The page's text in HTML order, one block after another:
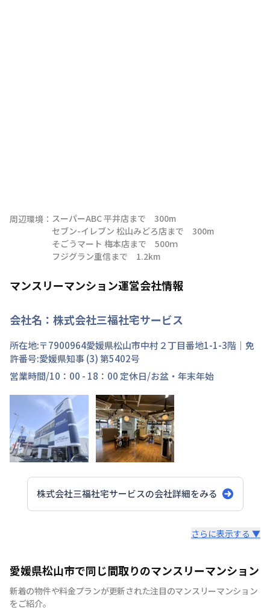
周辺環境： スーパーABC 平井店まで　300m
セブン-イレブン 松山みどろ店まで　300m
そごうマート 梅本店まで　500ｍ
フジグラン重信まで　1.2km
マンスリーマンション運営会社情報
会社名： 株式会社三福社宅サービス
所在地:〒7900964愛媛県松山市中村 ２丁目番地1-1-3階 ｜免
許番号:愛媛県知事 (3) 第5402号
営業時間/10：00 - 18：00 定休日/お盆・年末年始
株式会社三福社宅サービスの会社詳細をみる
地元松山で50年の実績！愛媛のマンスリーマンションの
ことなら株式会社三福社宅サービスへおまかせください。
さらに表示する ▼
愛媛県松山市で同じ間取りのマンスリーマンション
新着の物件や料金プランが更新された注目のマンスリーマンション
をご紹介。